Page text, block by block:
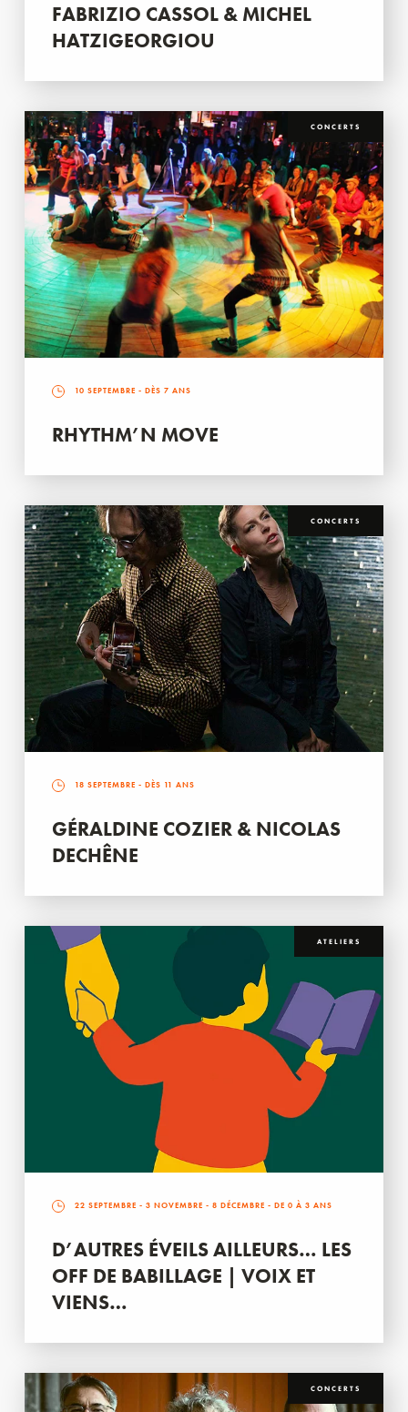
FABRIZIO CASSOL & MICHEL
HATZIGEORGIOU
CONCERTS
10 SEPTEMBRE - DÈS 7 ANS
RHYTHM’N MOVE
CONCERTS
18 SEPTEMBRE - DÈS 11 ANS
GÉRALDINE COZIER & NICOLAS
DECHÊNE
ATELIERS
22 SEPTEMBRE - 3 NOVEMBRE - 8 DÉCEMBRE - DE 0 À 3 ANS
D’AUTRES ÉVEILS AILLEURS… LES
OFF DE BABILLAGE | VOIX ET
VIENS…
CONCERTS